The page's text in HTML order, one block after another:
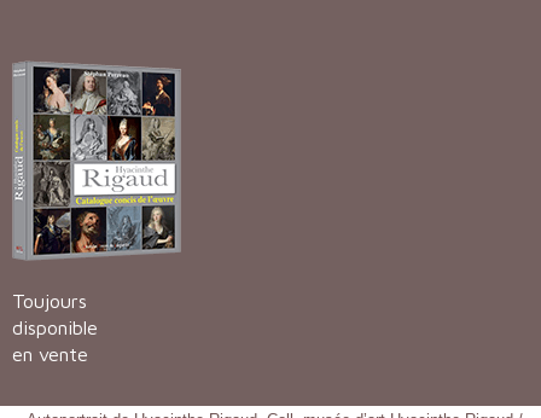
Toujours
disponible
en vente